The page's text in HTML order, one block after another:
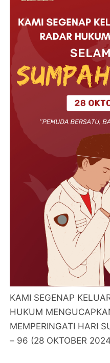
KAMI SEGENAP
HUKUM
MEMPERINGATI HARI
– 96 (28 OKTOBER